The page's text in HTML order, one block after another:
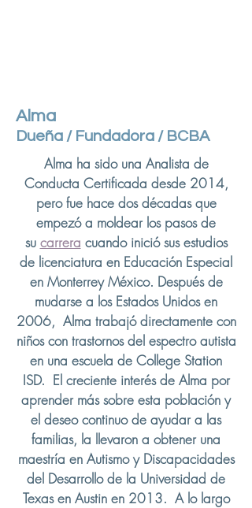
Alma
Dueña / Fundadora / BCBA
Alma ha sido una Analista de
Conducta Certificada desde 2014,
pero fue hace dos décadas que
empezó a moldear los pasos de
su carrera cuando inició sus estudios
de licenciatura en Educación Especial
en Monterrey México. Después de
mudarse a los Estados Unidos en
2006, Alma trabajó directamente con
niños con trastornos del espectro autista
en una escuela de College Station
ISD. El creciente interés de Alma por
aprender más sobre esta población y
el deseo continuo de ayudar a las
familias, la llevaron a obtener una
maestría en Autismo y Discapacidades
del Desarrollo de la Universidad de
Texas en Austin en 2013. A lo largo